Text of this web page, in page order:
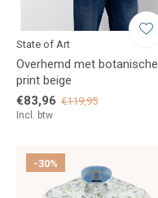
State of Art
Overhemd met botanische
print beige
€83,96 €119,95
Incl. btw
-30%